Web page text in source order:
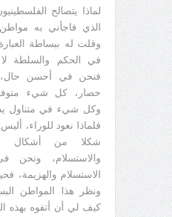
لماذا يتصالح
الذي فاجأني به
وقلت له ببساطة
في الحكم والسلطة
فنحن في أحسن حال،
حصار، كل شيء متوفر
وكل شيء في متناول يد
فلماذا نعود للوراء،
شكلا من أشكال
والاستسلام، ونحن
الاستسلام والهزيمة،
ونظر هذا المواطن
كيف لي أن أتفوه بهذه